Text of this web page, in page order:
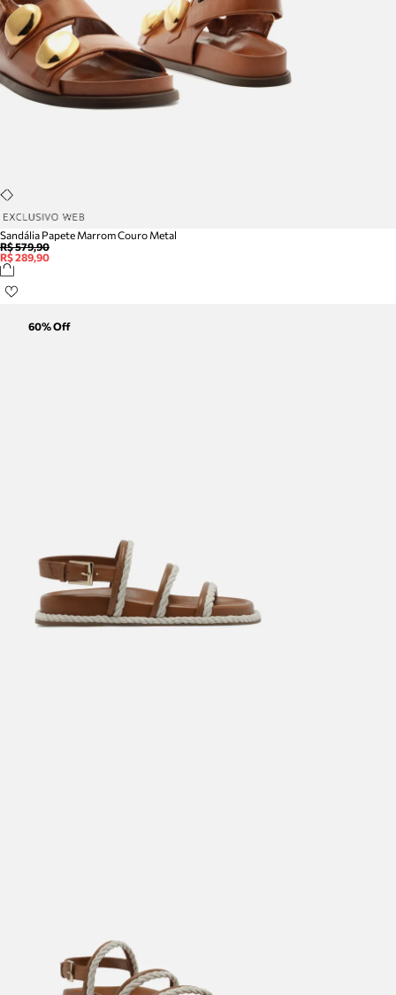
Sandália Papete Marrom Couro Metal
R$ 579,90
R$ 289,90
60% Off